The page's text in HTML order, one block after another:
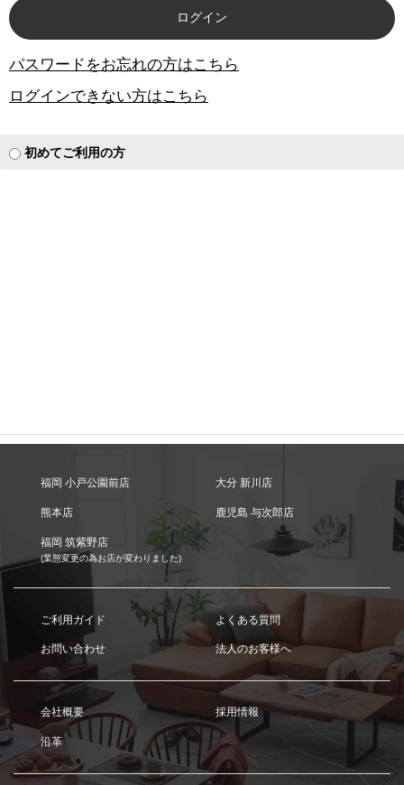
パスワードをお忘れの方はこちら
ログインできない方はこちら
初めてご利用の方
福岡 小戸公園前店 大分 新川店
熊本店 鹿児島 与次郎店
福岡 筑紫野店
(業態変更の為お店が変わりました)
ご利用ガイド よくある質問
お問い合わせ 法人のお客様へ
会社概要 採用情報
沿革